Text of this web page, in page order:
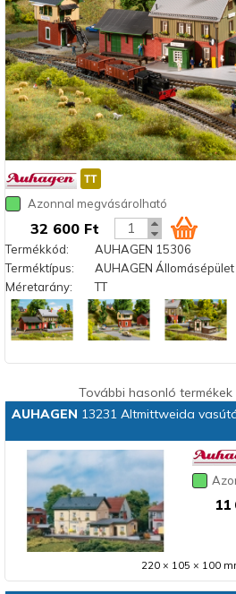
Azonnal megvásárolható
32 600 Ft
Termékkód:
AUHAGEN 15306
Terméktípus:
AUHAGEN Állomásépület
Méretarány:
TT
További hasonló
AUHAGEN 13231 Altmittweida
11
220 × 105 × 100